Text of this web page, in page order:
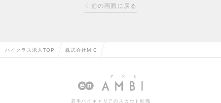
前の画面に戻る
ハイクラス求人TOP 株式会社MIC
若手ハイキャリアのスカウト転職